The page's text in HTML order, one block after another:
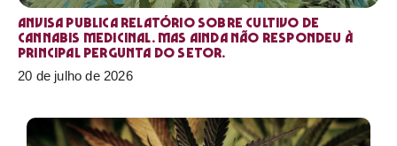
Anvisa publica relatório sobre cultivo de
Cannabis medicinal. Mas ainda não respondeu à
principal pergunta do setor.
20 de julho de 2026